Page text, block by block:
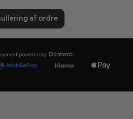
af ordre